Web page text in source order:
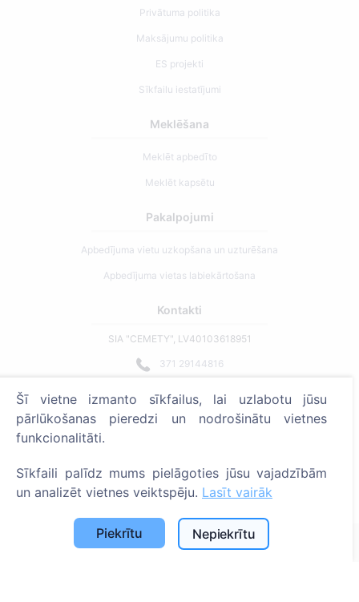
Privātuma politika
Maksājumu politika
ES projekti
Sīkfailu iestatījumi
Meklēšana
Meklēt apbedīto
Meklēt kapsētu
Pakalpojumi
Apbedījuma vietu uzkopšana un uzturēšana
Apbedījuma vietas labiekārtošana
Kontakti
SIA "CEMETY", LV40103618951
371 29144816
Strādājam visā Latvijā!
Administratoriem
© 2013 - 2026 Cemety Visas tiesības aizsargātas
Privātuma politika un noteikumi.
Šī vietne izmanto sīkfailus, lai uzlabotu jūsu
pārlūkošanas pieredzi un nodrošinātu vietnes
funkcionalitāti.
Sīkfaili palīdz mums pielāgoties jūsu vajadzībām
un analizēt vietnes veiktspēju. Lasīt vairāk
Piekrītu Nepiekrītu